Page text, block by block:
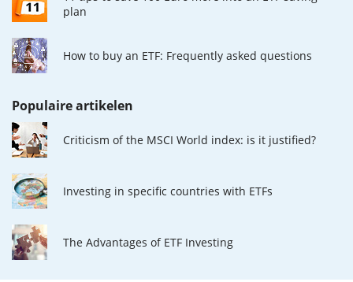
plan
How to buy an ETF: Frequently asked questions
Populaire artikelen
Criticism of the MSCI World index: is it justified?
Investing in specific countries with ETFs
The Advantages of ETF Investing